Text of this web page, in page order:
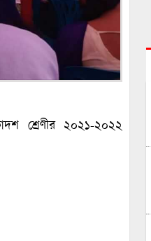
শ্রেণীর ২০২১-২০২২